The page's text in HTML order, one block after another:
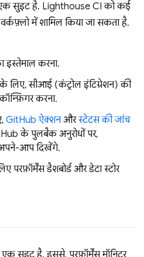
सुइट है. Lighthouse CI को कई
में शामिल किया जा सकता है.
इस्तेमाल करना.
लिए, सीआई (कंट्रोल इंटिग्रेशन) की
करना.
GitHub ऐक्शनऔरस्टेटस की जांच
के पुलबैक अनुरोधों पर,
आप दिखेंगे.
परफ़ॉर्मेंस डैशबोर्ड और डेटा स्टोर
सुइट है. इससे, परफ़ॉर्मेंस मॉनिटर